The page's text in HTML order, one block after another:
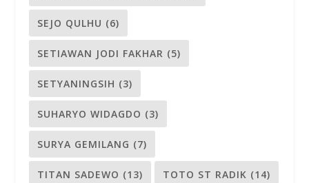
SEJO QULHU (6)
SETIAWAN JODI FAKHAR (5)
SETYANINGSIH (3)
SUHARYO WIDAGDO (3)
SURYA GEMILANG (7)
TITAN SADEWO (13) TOTO ST RADIK (14)